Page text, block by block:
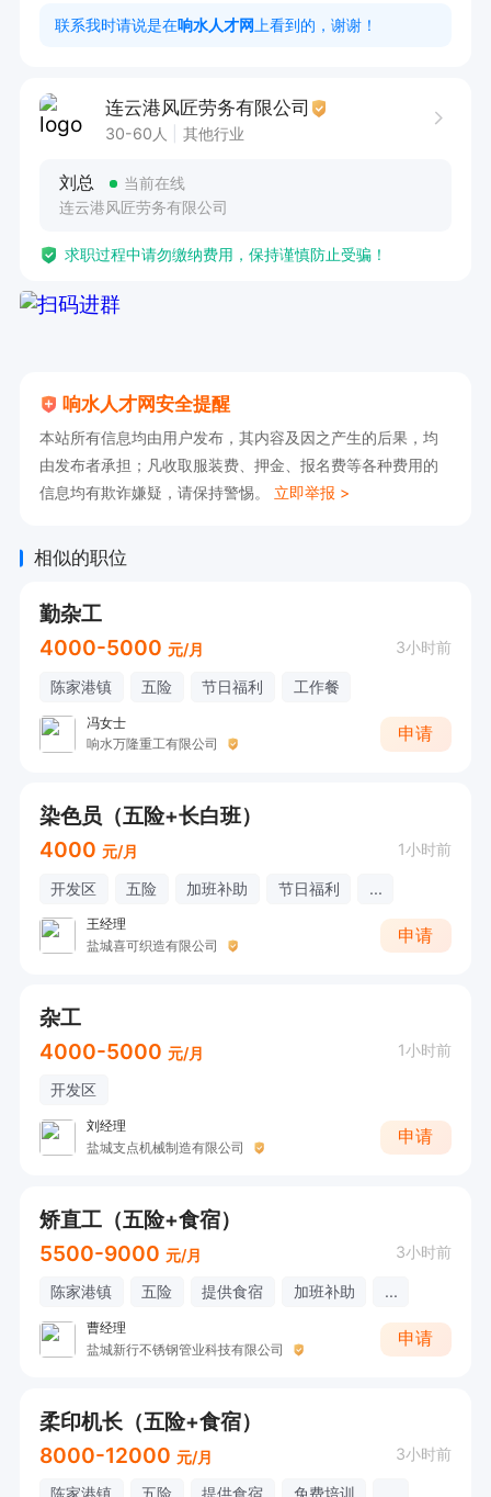
需要上岗前培训半月
联系我时请说是在响水人才网 上看到的，谢谢！
连云港风匠劳务有限公司
30-60人 其他行业
刘总
当前在线
连云港风匠劳务有限公司
求职过程中请勿缴纳费用，保持谨慎防止受骗！
响水人才网安全提醒
本站所有信息均由用户发布，其内容及因之产生的后果，均
由发布者承担；凡收取服装费、押金、报名费等各种费用的
信息均有欺诈嫌疑，请保持警惕。 立即举报 >
相似的职位
勤杂工
4000-5000 元/月 3小时前
陈家港镇 五险 节日福利 工作餐
冯女士
响水万隆重工有限公司
申请
染色员（五险+长白班）
4000 元/月 1小时前
开发区 五险 加班补助 节日福利 ...
王经理
盐城喜可织造有限公司
申请
杂工
4000-5000 元/月 1小时前
开发区
刘经理
盐城支点机械制造有限公司
申请
矫直工（五险+食宿）
5500-9000 元/月 3小时前
陈家港镇 五险 提供食宿 加班补助 ...
曹经理
盐城新行不锈钢管业科技有限公司
申请
柔印机长（五险+食宿）
8000-12000 元/月 3小时前
陈家港镇 五险 提供食宿 免费培训